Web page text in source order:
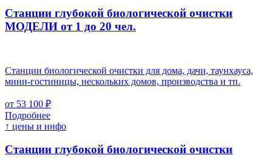
Станции глубокой биологической очистки
МОДЕЛИ от 1 до 20 чел.
Станции биологической очистки для дома, дачи, таунхауса,
мини-гостиницы, нескольких домов, производства и тп.
от 53 100 ₽
Подробнее
↑ цены и инфо
Станции глубокой биологической очистки